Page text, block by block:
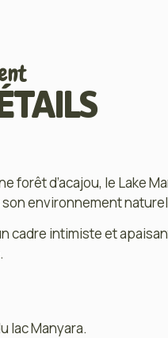
forêt d’acajou, le Lake
environnement
cadre intimiste et
lac Manyara.